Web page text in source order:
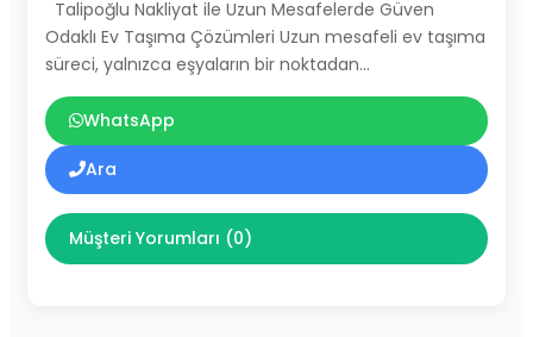
Talipoğlu Nakliyat ile Uzun Mesafelerde Güven
Odaklı Ev Taşıma Çözümleri Uzun mesafeli ev taşıma
süreci, yalnızca eşyaların bir noktadan…
WhatsApp
Ara
Müşteri Yorumları (0)